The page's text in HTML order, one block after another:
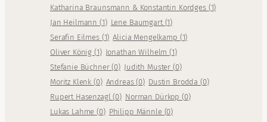
Katharina Braunsmann & Konstantin Kordges (1)
Jan Heilmann(1) Lene Baumgart (1)
Serafin Eilmes (1) Alicia Mengelkamp (1)
Oliver König(1) Jonathan Wilhelm(1)
Stefanie Büchner(0) Judith Muster (0)
Moritz Klenk(0) Andreas(0) Dustin Brodda (0)
Rupert Hasenzagl(0) Norman Dürkop (0)
Lukas Lahme(0) Philipp Männle (0)